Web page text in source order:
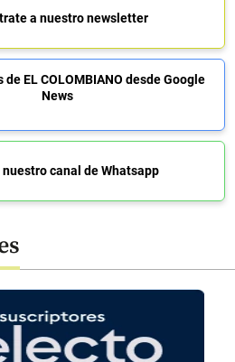
a nuestro newsletter
EL COLOMBIANO desde Google
News
nuestro canal de Whatsapp